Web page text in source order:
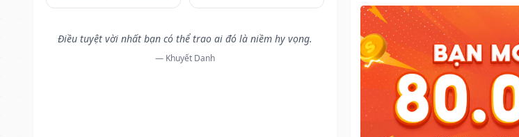
Điều tuyệt vời nhất bạn có thể trao ai đó là niềm hy vọng.
— Khuyết Danh